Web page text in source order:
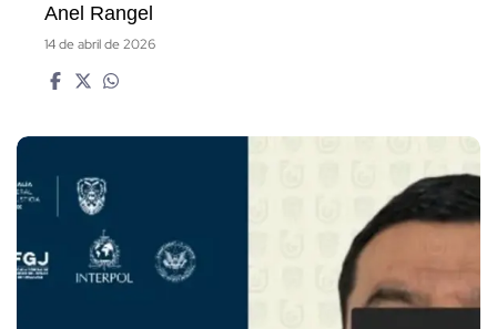
Anel Rangel
14 de abril de 2026